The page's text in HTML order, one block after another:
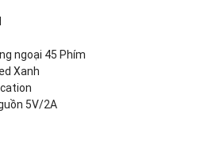
ngoại 45 Phím
Xanh
5V/2A